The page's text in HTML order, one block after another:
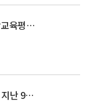
20/11/07 수면다원검사 기본 및 임상교육평점 취득확인 안내
20/11/04 KMA교육센터 업무폭주로 지난 9월13일 온라인교육강좌 연수평점 조회가 지연되고 있습니다.